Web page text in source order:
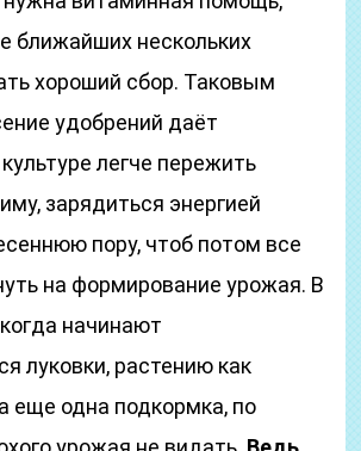
ближайших нескольких
хороший сбор. Таковым
удобрений даёт
легче пережить
зарядиться энергией
пору, чтоб потом все
на формирование урожая. В
начинают
луковки, растению как
еще одна подкормка, по